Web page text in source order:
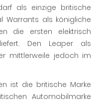
als einzige britische
Warrants als königliche
die ersten elektrisch
Den Leaper als
mittlerweile jedoch im
ist die britische Marke
Automobilmarke